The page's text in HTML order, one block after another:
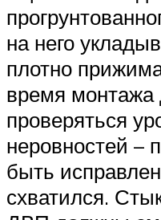
на него
плотно
время
проверяться
неровностей –
быть
схватился.